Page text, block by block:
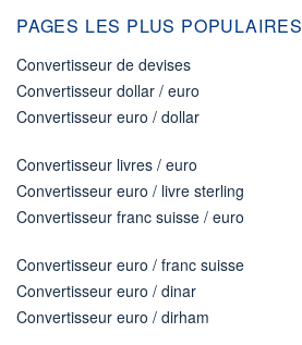
PAGES LES PLUS POPULAIRES
Convertisseur de devises
Convertisseur dollar / euro
Convertisseur euro / dollar
Convertisseur livres / euro
Convertisseur euro / livre sterling
Convertisseur franc suisse / euro
Convertisseur euro / franc suisse
Convertisseur euro / dinar
Convertisseur euro / dirham